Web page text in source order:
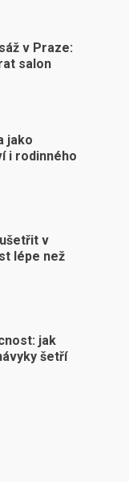
v Praze:
salon
jako
i rodinného
v
lépe než
jak
šetří